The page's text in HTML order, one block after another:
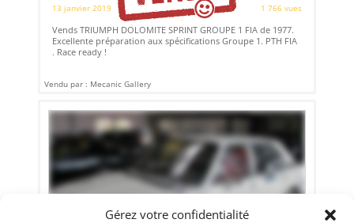
Gérez votre confidentialité
13 janvier 2019
1 766 vues
Vends TRIUMPH DOLOMITE SPRINT GROUPE 1 FIA de 1977.
Excellente préparation aux spécifications Groupe 1. PTH FIA
. Race ready !
Vendu par : Mecanic Gallery